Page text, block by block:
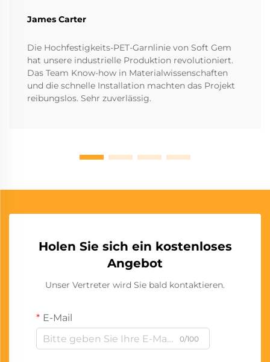
James Carter
Die Hochfestigkeits-PET-Garnlinie von Soft Gem
hat unsere industrielle Produktion revolutioniert.
Das Team Know-how in Materialwissenschaften
und die schnelle Installation machten das Projekt
reibungslos. Sehr zuverlässig.
Holen Sie sich ein kostenloses
Angebot
Unser Vertreter wird Sie bald kontaktieren.
E-Mail
0/100